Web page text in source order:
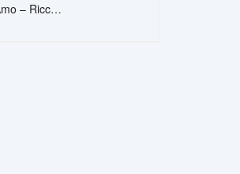
Sara Perche Ti Amo – Ricchi E Poveri